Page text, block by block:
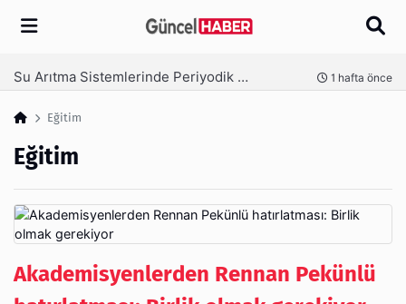
Arama 3 hafta önce
Eğitim
Eğitim
Akademisyenlerden Rennan Pekünlü